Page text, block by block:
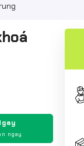
ngay